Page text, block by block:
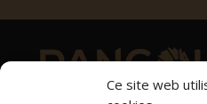
Ce site web